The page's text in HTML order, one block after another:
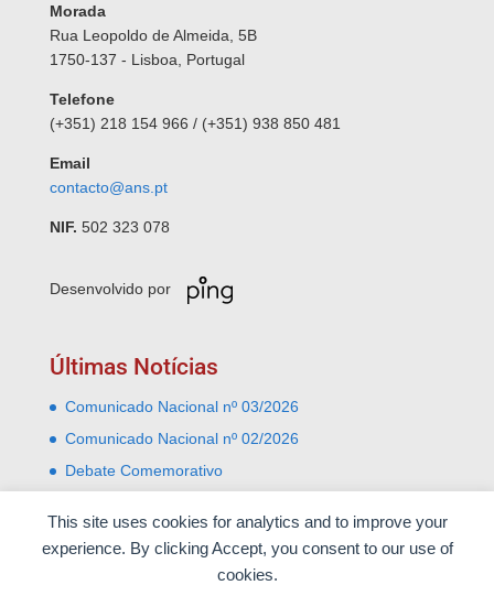
This site uses cookies for analytics and to improve your
experience. By clicking Accept, you consent to our use of
cookies.
Morada
Rua Leopoldo de Almeida, 5B
1750-137 - Lisboa, Portugal
Telefone
(+351) 218 154 966 / (+351) 938 850 481
Email
contacto@ans.pt
NIF. 502 323 078
Desenvolvido por
Últimas Notícias
Comunicado Nacional nº 03/2026
Comunicado Nacional nº 02/2026
Debate Comemorativo
Almoço comemorativo do 52º aniversário do 25 de
Abril